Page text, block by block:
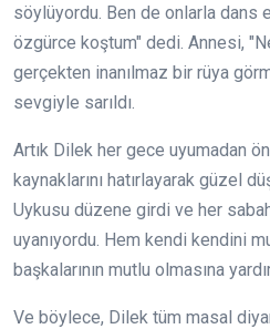
söylüyordu. Ben de onlarla dans
özgürce koştum" dedi. Annesi,
gerçekten inanılmaz bir rüya
sevgiyle sarıldı.
Artık Dilek her gece uyumadan
kaynaklarını hatırlayarak güzel
Uykusu düzene girdi ve her
uyanıyordu. Hem kendi kendini
başkalarının mutlu olmasına
Ve böylece, Dilek tüm masal